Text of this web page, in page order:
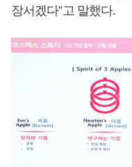
장서겠다”고 말했다.